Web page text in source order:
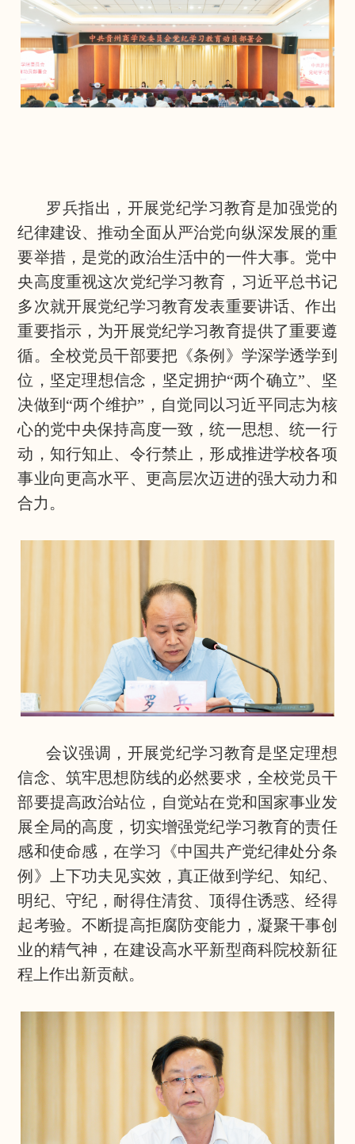
罗兵指出，开展党纪学习教育是加强党的
纪律建设、推动全面从严治党向纵深发展的重
要举措，是党的政治生活中的一件大事。党中
央高度重视这次党纪学习教育，习近平总书记
多次就开展党纪学习教育发表重要讲话、作出
重要指示，为开展党纪学习教育提供了重要遵
循。全校党员干部要把《条例》学深学透学到
位，坚定理想信念，坚定拥护“两个确立”、坚
决做到“两个维护”，自觉同以习近平同志为核
心的党中央保持高度一致，统一思想、统一行
动，知行知止、令行禁止，形成推进学校各项
事业向更高水平、更高层次迈进的强大动力和
合力。
会议强调，开展党纪学习教育是坚定理想
信念、筑牢思想防线的必然要求，全校党员干
部要提高政治站位，自觉站在党和国家事业发
展全局的高度，切实增强党纪学习教育的责任
感和使命感，在学习《中国共产党纪律处分条
例》上下功夫见实效，真正做到学纪、知纪、
明纪、守纪，耐得住清贫、顶得住诱惑、经得
起考验。不断提高拒腐防变能力，凝聚干事创
业的精气神，在建设高水平新型商科院校新征
程上作出新贡献。